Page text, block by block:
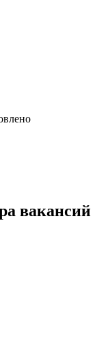
вакансий